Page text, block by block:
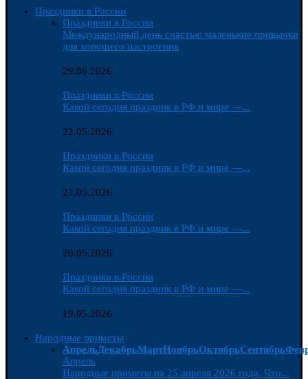
Праздники в России
Праздники в России
Международный день счастья: маленькие привычки
для хорошего настроения
29.06.2026
Праздники в России
Какой сегодня праздник в РФ и мире —...
22.05.2026
Праздники в России
Какой сегодня праздник в РФ и мире —...
21.05.2026
Праздники в России
Какой сегодня праздник в РФ и мире —...
20.05.2026
Праздники в России
Какой сегодня праздник в РФ и мире —...
19.05.2026
Народные приметы
АпрельДекабрьМартНоябрьОктябрьСентябрь
Апрель
Народные приметы на 25 апреля 2026 года. Что...